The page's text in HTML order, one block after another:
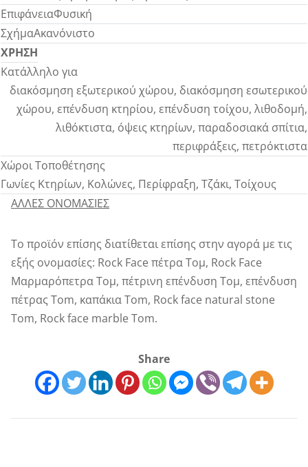
ΕπιφάνειαΦυσική
ΣχήμαΑκανόνιστο
ΧΡΗΣΗ
Κατάλληλο για
διακόσμηση εξωτερικού χώρου, διακόσμηση εσωτερικού
χώρου, επένδυση κτηρίου, επένδυση τοίχου, λιθοδομή,
λιθόκτιστα, όψεις κτηρίων, παραδοσιακά σπίτια,
περιφράξεις, πετρόκτιστα
Χώροι Τοποθέτησης
Γωνίες Κτηρίων, Κολώνες, Περίφραξη, Τζάκι, Τοίχους
ΑΛΛΕΣ ΟΝΟΜΑΣΙΕΣ
Το προϊόν επίσης διατίθεται επίσης στην αγορά με τις
εξής ονομασίες: Rock Face πέτρα Τομ, Rock Face
Μαρμαρόπετρα Τομ, πέτρινη επένδυση Τομ, επένδυση
πέτρας Tom, καπάκια Tom, Rock face natural stone
Tom, Rock face marble Tom.
Share